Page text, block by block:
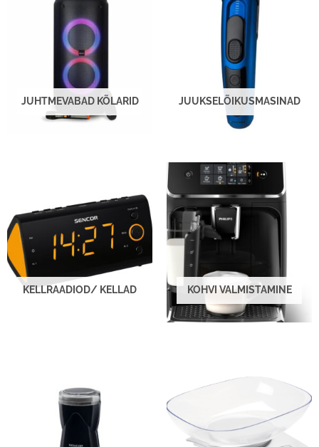
JUHTMEVABAD KÕLARID JUUKSELÕIKUSMASINAD
KELLRAADIOD/ KELLAD KOHVI VALMISTAMINE